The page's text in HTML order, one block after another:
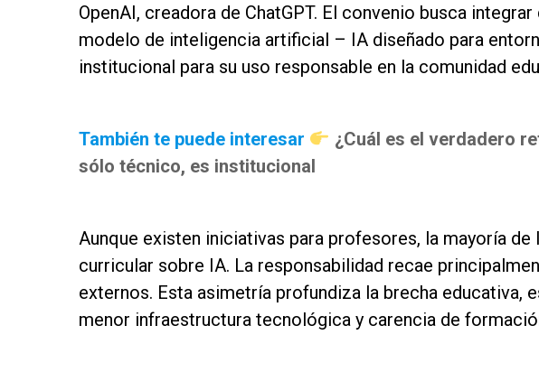
OpenAI, creadora de ChatGPT. El convenio busca
modelo de inteligencia artificial – IA diseñado para
institucional para su uso responsable en la comunidad
También te puede interesar
¿Cuál es el verdadero
sólo técnico, es institucional
Aunque existen iniciativas para profesores, la mayoría
curricular sobre IA. La responsabilidad recae
externos. Esta asimetría profundiza la brecha educativa,
menor infraestructura tecnológica y carencia de